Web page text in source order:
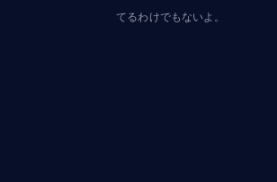
てるわけでもないよ。